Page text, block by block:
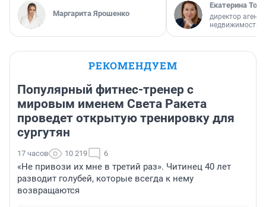
Маргарита Ярошенко
Екатерина
директор
недвижимости
РЕКОМЕНДУЕМ
Популярный фитнес-тренер с
мировым именем Света Ракета
проведет открытую тренировку для
сургутян
17 часов 10 219 6
«Не привози их мне в третий раз». Читинец 40 лет
разводит голубей, которые всегда к нему
возвращаются